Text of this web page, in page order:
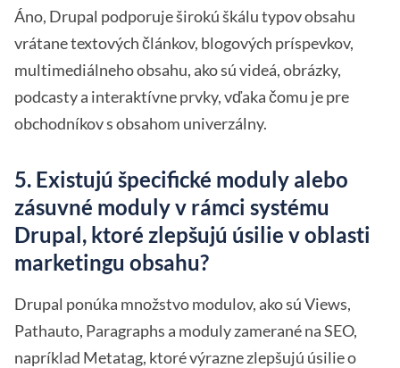
Áno, Drupal podporuje širokú škálu typov obsahu
vrátane textových článkov, blogových príspevkov,
multimediálneho obsahu, ako sú videá, obrázky,
podcasty a interaktívne prvky, vďaka čomu je pre
obchodníkov s obsahom univerzálny.
5. Existujú špecifické moduly alebo
zásuvné moduly v rámci systému
Drupal, ktoré zlepšujú úsilie v oblasti
marketingu obsahu?
Drupal ponúka množstvo modulov, ako sú Views,
Pathauto, Paragraphs a moduly zamerané na SEO,
napríklad Metatag, ktoré výrazne zlepšujú úsilie o